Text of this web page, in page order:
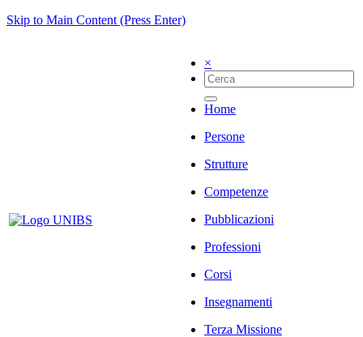
Skip to Main Content (Press Enter)
×
Home
Persone
Strutture
Competenze
Pubblicazioni
Professioni
Corsi
Insegnamenti
Terza Missione